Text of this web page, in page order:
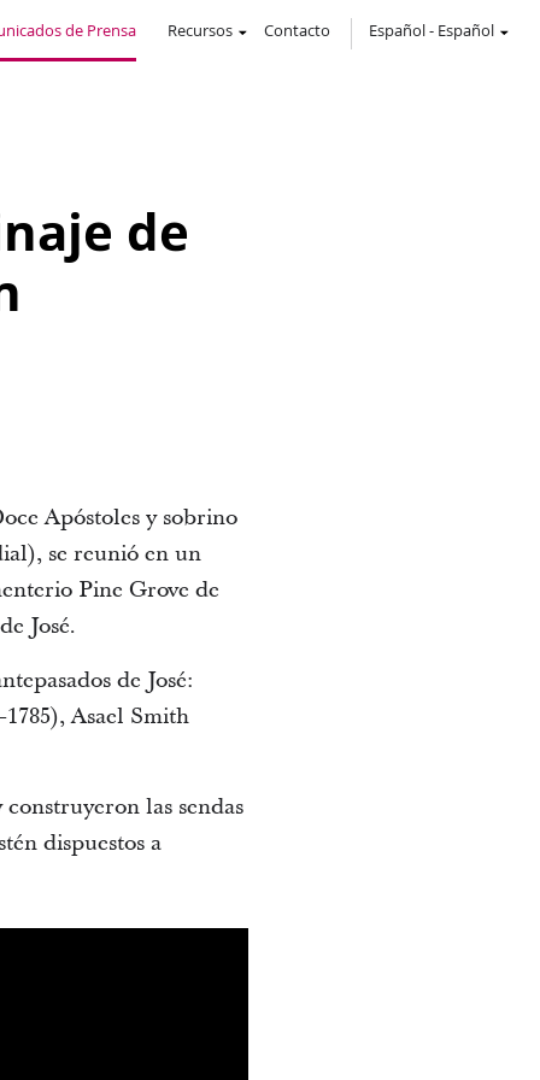
de Prensa Recursos Contacto Español- Español
de
Apóstoles y sobrino
se reunió en un
Pine Grove de
José.
de José:
Asael Smith
las sendas
dispuestos a